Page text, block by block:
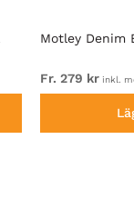
Motley Denim
Fr. 279 kr inkl.